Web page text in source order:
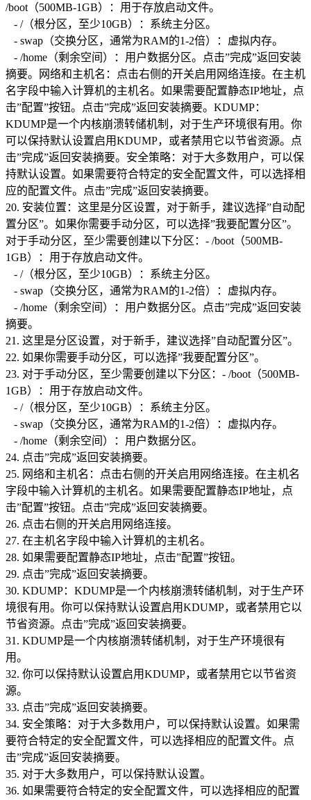
/boot（500MB-1GB）：用于存放启动文件。
- /（根分区，至少10GB）：系统主分区。
- swap（交换分区，通常为RAM的1-2倍）：虚拟内存。
- /home（剩余空间）：用户数据分区。点击”完成”返回安装
摘要。网络和主机名：点击右侧的开关启用网络连接。在主机
名字段中输入计算机的主机名。如果需要配置静态IP地址，点
击”配置”按钮。点击”完成”返回安装摘要。KDUMP：
KDUMP是一个内核崩溃转储机制，对于生产环境很有用。你
可以保持默认设置启用KDUMP，或者禁用它以节省资源。点
击”完成”返回安装摘要。安全策略：对于大多数用户，可以保
持默认设置。如果需要符合特定的安全配置文件，可以选择相
应的配置文件。点击”完成”返回安装摘要。
20. 安装位置：这里是分区设置，对于新手，建议选择”自动配
置分区”。如果你需要手动分区，可以选择”我要配置分区”。
对于手动分区，至少需要创建以下分区：- /boot（500MB-
1GB）：用于存放启动文件。
- /（根分区，至少10GB）：系统主分区。
- swap（交换分区，通常为RAM的1-2倍）：虚拟内存。
- /home（剩余空间）：用户数据分区。点击”完成”返回安装
摘要。
21. 这里是分区设置，对于新手，建议选择”自动配置分区”。
22. 如果你需要手动分区，可以选择”我要配置分区”。
23. 对于手动分区，至少需要创建以下分区：- /boot（500MB-
1GB）：用于存放启动文件。
- /（根分区，至少10GB）：系统主分区。
- swap（交换分区，通常为RAM的1-2倍）：虚拟内存。
- /home（剩余空间）：用户数据分区。
24. 点击”完成”返回安装摘要。
25. 网络和主机名：点击右侧的开关启用网络连接。在主机名
字段中输入计算机的主机名。如果需要配置静态IP地址，点
击”配置”按钮。点击”完成”返回安装摘要。
26. 点击右侧的开关启用网络连接。
27. 在主机名字段中输入计算机的主机名。
28. 如果需要配置静态IP地址，点击”配置”按钮。
29. 点击”完成”返回安装摘要。
30. KDUMP：KDUMP是一个内核崩溃转储机制，对于生产环
境很有用。你可以保持默认设置启用KDUMP，或者禁用它以
节省资源。点击”完成”返回安装摘要。
31. KDUMP是一个内核崩溃转储机制，对于生产环境很有
用。
32. 你可以保持默认设置启用KDUMP，或者禁用它以节省资
源。
33. 点击”完成”返回安装摘要。
34. 安全策略：对于大多数用户，可以保持默认设置。如果需
要符合特定的安全配置文件，可以选择相应的配置文件。点
击”完成”返回安装摘要。
35. 对于大多数用户，可以保持默认设置。
36. 如果需要符合特定的安全配置文件，可以选择相应的配置